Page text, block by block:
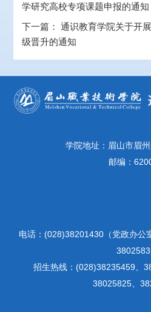
学研究高校专项课题申报的通知
下一篇： 通识教育学院关于开
级晋升的通知
学院地址：眉山市眉
邮编：
电话：(028)38201430（党政办公
招生热线：(028)38235459、
38025825、